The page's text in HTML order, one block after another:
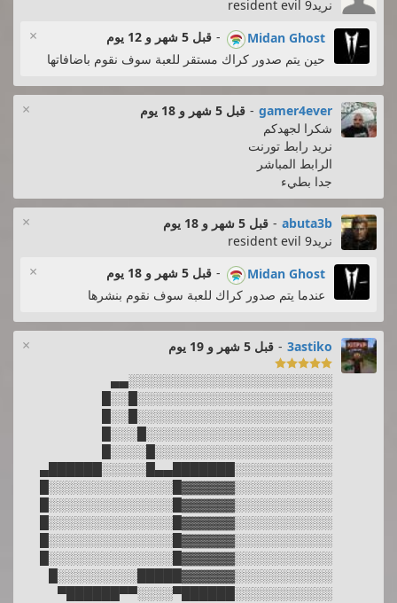
نريدresident evil 9
× Midan Ghost
- قبل 5 شهر و 12 يوم
حين يتم صدور كراك مستقر للعبة سوف نقوم باضافاتها
× gamer4ever
- قبل 5 شهر و 18 يوم
شكرا لجهدكم
نريد رابط تورنت
الرابط المباشر
جدا بطيء
× abuta3b
- قبل 5 شهر و 18 يوم
نريدresident evil 9
× Midan Ghost
- قبل 5 شهر و 18 يوم
عندما يتم صدور كراك للعبة سوف نقوم بنشرها
× 3astiko
- قبل 5 شهر و 19 يوم

░░░░░░░░░░░░░░░░░░░░░░░▄▄
░░░░░░░░░░░░░░░░░░░░░░█░░█
░░░░░░░░░░░░░░░░░░░░░░█░░█
░░░░░░░░░░░░░░░░░░░░░█░░░█
░░░░░░░░░░░░░░░░░░░░█░░░░█
░░░░░░░░░░░███████▄▄█░░░░░██████▄
░░░░░░░░░░░▓▓▓▓▓▓█░░░░░░░░░░░░░░█
░░░░░░░░░░░▓▓▓▓▓▓█░░░░░░░░░░░░░░█
░░░░░░░░░░░▓▓▓▓▓▓█░░░░░░░░░░░░░░█
░░░░░░░░░░░▓▓▓▓▓▓█░░░░░░░░░░░░░░█
░░░░░░░░░░░▓▓▓▓▓▓█░░░░░░░░░░░░░░█
░░░░░░░░░░░▓▓▓▓▓▓█████░░░░░░░░░█
░░░░░░░░░░░██████▀░░░░▀▀██████▀